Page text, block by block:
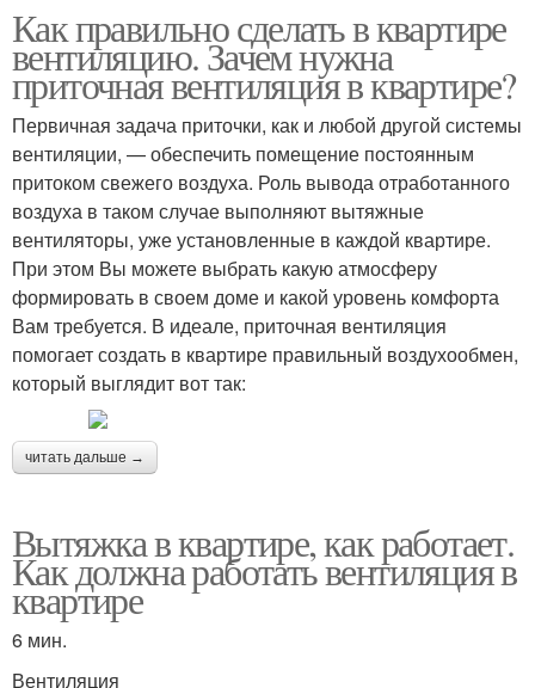
Как правильно сделать в квартире
вентиляцию. Зачем нужна
приточная вентиляция в квартире?
Первичная задача приточки, как и любой другой системы
вентиляции, — обеспечить помещение постоянным
притоком свежего воздуха. Роль вывода отработанного
воздуха в таком случае выполняют вытяжные
вентиляторы, уже установленные в каждой квартире.
При этом Вы можете выбрать какую атмосферу
формировать в своем доме и какой уровень комфорта
Вам требуется. В идеале, приточная вентиляция
помогает создать в квартире правильный воздухообмен,
который выглядит вот так:
читать дальше →
Вытяжка в квартире, как работает.
Как должна работать вентиляция в
квартире
6 мин.
Вентиляция